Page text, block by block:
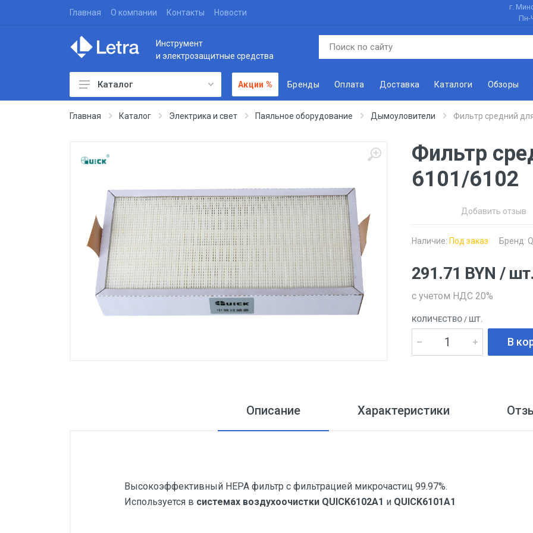
Главная О компании Контакты Новости
г.
Пн-
Инструмент
и электрозащитные средства
Каталог Акции % Бренды Оплата Доставка Каталоги Обзоры
Главная Каталог Электрика и свет Паяльное оборудование Дымоуловители Фильтр средний
Фильтр
6101/6102
Добавить отзыв
Наличие: Под заказ Бренд:
291.71 BYN / шт.
с учетом НДС 20%
КОЛИЧЕСТВО / ШТ.
В
Описание Характеристики
Высокоэффективный HEPA фильтр с фильтрацией микрочастиц 99.97%.
Используется в системах воздухоочистки QUICK6102A1 и QUICK6101A1